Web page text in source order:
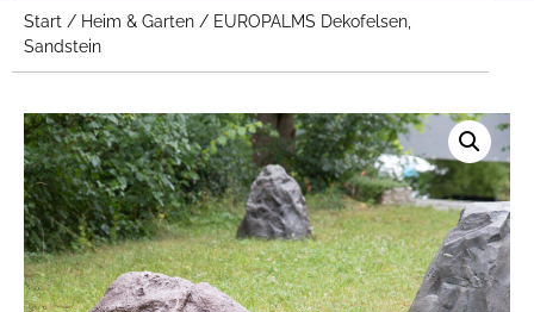
Start / Heim & Garten / EUROPALMS Dekofelsen,
Sandstein